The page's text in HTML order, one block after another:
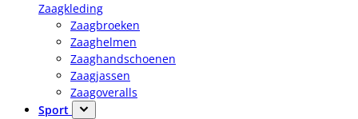
Zaagkleding
Zaagbroeken
Zaaghelmen
Zaaghandschoenen
Zaagjassen
Zaagoveralls
Sport